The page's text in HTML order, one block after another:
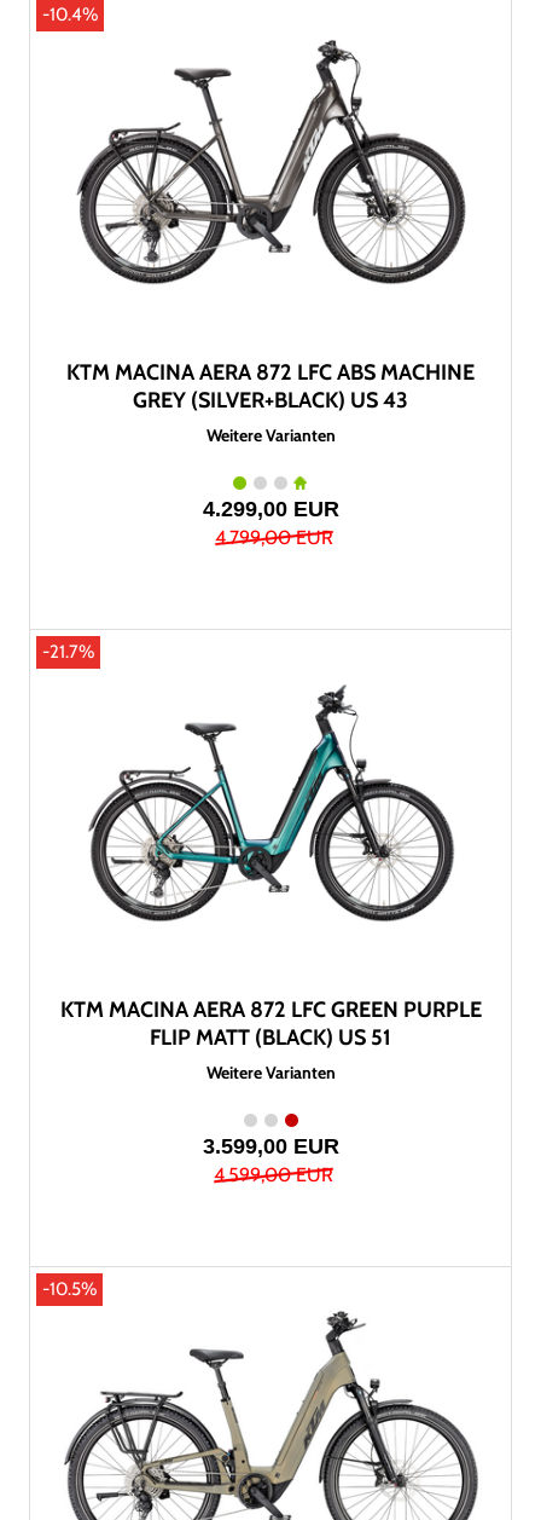
-10.4%
KTM MACINA AERA 872 LFC ABS MACHINE
GREY (SILVER+BLACK) US 43
Weitere Varianten
4.299,00 EUR
4.799,00 EUR
-21.7%
KTM MACINA AERA 872 LFC GREEN PURPLE
FLIP MATT (BLACK) US 51
Weitere Varianten
3.599,00 EUR
4.599,00 EUR
-10.5%